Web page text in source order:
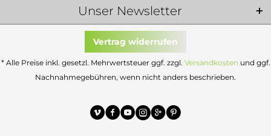
Unser Newsletter
Vertrag widerrufen
* Alle Preise inkl. gesetzl. Mehrwertsteuer ggf. zzgl. Versandkosten und ggf.
Nachnahmegebühren, wenn nicht anders beschrieben.